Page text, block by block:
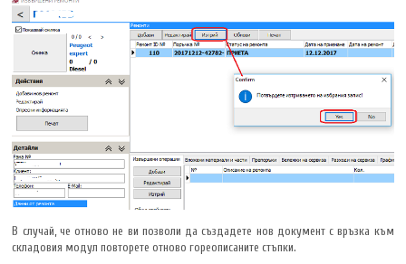
В случай, че отново не ви позволи да създадете нов документ с връзка към
складовия модул повторете отново гореописаните стъпки.